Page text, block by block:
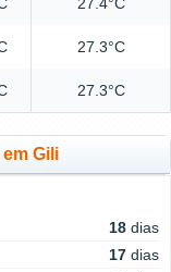
27.4°C
27.3°C
27.3°C
Gili
18 dias
17 dias